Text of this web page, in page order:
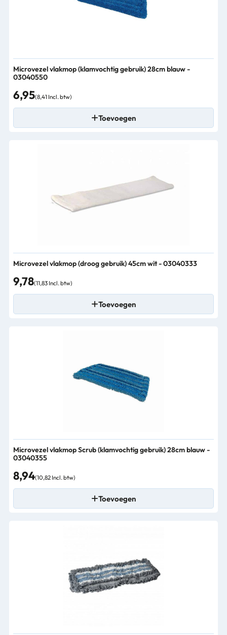
Microvezel vlakmop (klamvochtig gebruik) 28cm blauw -
03040550
6,95(8,41 Incl. btw)
Toevoegen
Microvezel vlakmop (droog gebruik) 45cm wit - 03040333
9,78(11,83 Incl. btw)
Toevoegen
Microvezel vlakmop Scrub (klamvochtig gebruik) 28cm blauw -
03040355
8,94(10,82 Incl. btw)
Toevoegen